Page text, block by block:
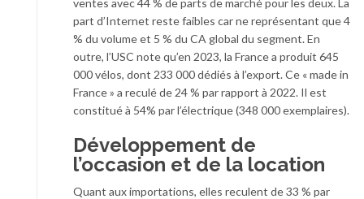
part d’Internet reste faibles car ne représentant que 4
% du volume et 5 % du CA global du segment. En
outre, l’USC note qu’en 2023, la France a produit 645
000 vélos, dont 233 000 dédiés à l’export. Ce « made in
France » a reculé de 24 % par rapport à 2022. Il est
constitué à 54% par l’électrique (348 000 exemplaires).
Développement de
l’occasion et de la location
Quant aux importations, elles reculent de 33 % par